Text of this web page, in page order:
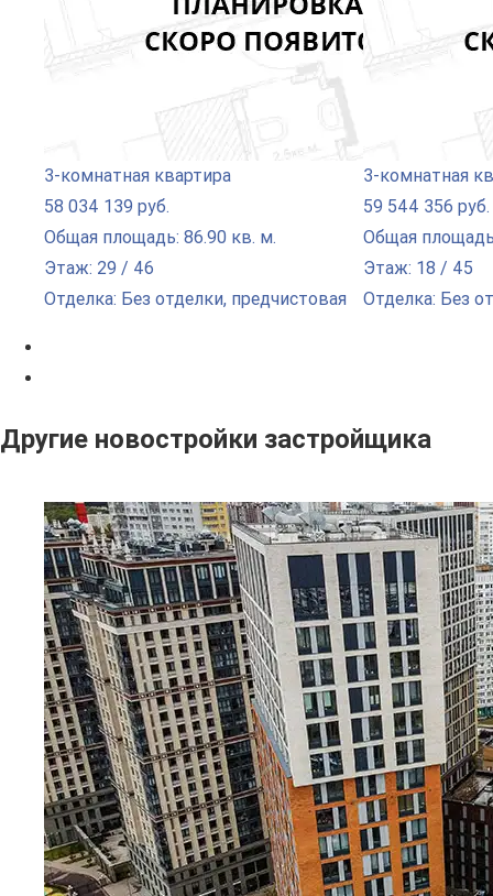
3-комнатная квартира
58 034 139 руб.
Общая площадь: 86.90 кв. м.
Этаж: 29 / 46
Отделка: Без отделки, предчистовая
3-комнатная
59 544 356 руб.
Общая
Этаж: 18 / 45
Отделка: Без
Другие новостройки застройщика